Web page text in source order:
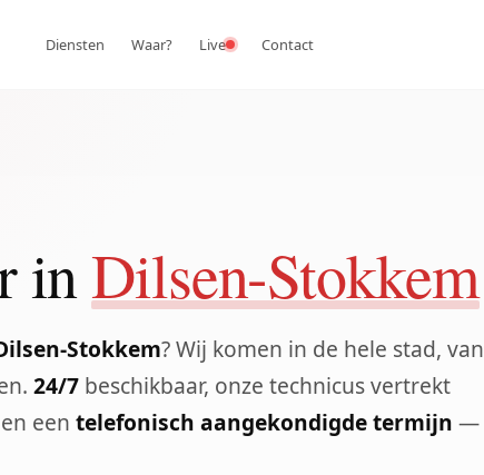
Diensten Waar? Live Contact
inDilsen-Stokkem
Stokkem? Wij komen in de hele stad, van
24/7 beschikbaar, onze technicus vertrekt
een telefonisch aangekondigde termijn —